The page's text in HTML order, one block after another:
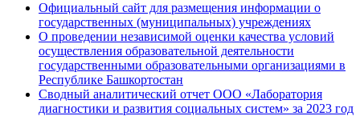
Официальный сайт для размещения информации о
государственных (муниципальных) учреждениях
О проведении независимой оценки качества условий
осуществления образовательной деятельности
государственными образовательными организациями в
Республике Башкортостан
Сводный аналитический отчет ООО «Лаборатория
диагностики и развития социальных систем» за 2023 год